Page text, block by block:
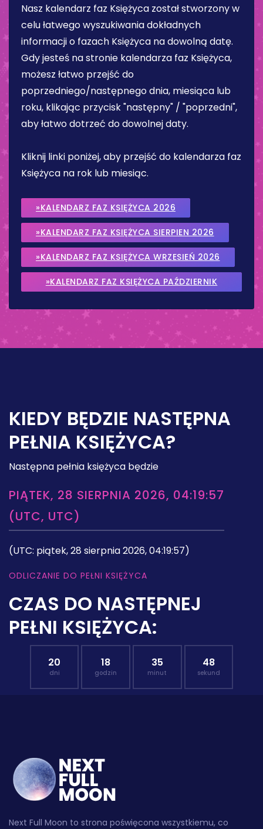
Nasz kalendarz faz Księżyca został stworzony w
celu łatwego wyszukiwania dokładnych
informacji o fazach Księżyca na dowolną datę.
Gdy jesteś na stronie kalendarza faz Księżyca,
możesz łatwo przejść do
poprzedniego/następnego dnia, miesiąca lub
roku, klikając przycisk "następny" / "poprzedni",
aby łatwo dotrzeć do dowolnej daty.
Kliknij linki poniżej, aby przejść do kalendarza faz
Księżyca na rok lub miesiąc.
»KALENDARZ FAZ KSIĘŻYCA 2026
»KALENDARZ FAZ KSIĘŻYCA SIERPIEN 2026
»KALENDARZ FAZ KSIĘŻYCA WRZESIEŃ 2026
»KALENDARZ FAZ KSIĘŻYCA PAŹDZIERNIK
KIEDY BĘDZIE NASTĘPNA
PEŁNIA KSIĘŻYCA?
Następna pełnia księżyca będzie
PIĄTEK, 28 SIERPNIA 2026, 04:19:57
(UTC, UTC)
(UTC: piątek, 28 sierpnia 2026, 04:19:57)
ODLICZANIE DO PEŁNI KSIĘŻYCA
CZAS DO NASTĘPNEJ
PEŁNI KSIĘŻYCA:
20
dni
18
godzin
35
minut
47
sekund
Next Full Moon to strona poświęcona wszystkiemu, co